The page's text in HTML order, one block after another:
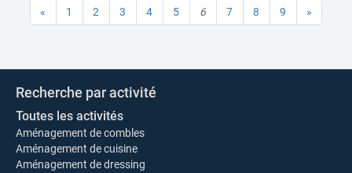
« 1 2 3 4 5 6 7 8 9 »
Recherche par activité
Toutes les activités
Aménagement de combles
Aménagement de cuisine
Aménagement de dressing